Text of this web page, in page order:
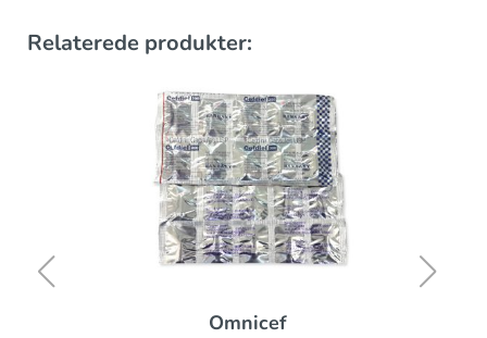
Relaterede produkter:
Omnicef